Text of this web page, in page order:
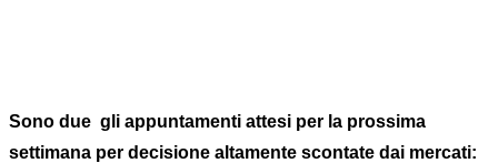
Sono due gli appuntamenti attesi per la prossima
settimana per decisione altamente scontate dai mercati: